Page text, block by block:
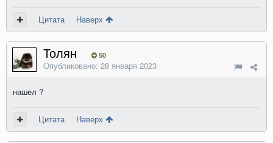
Цитата Наверх
Толян 50
Опубликовано: 28 января 2023
нашел ?
Цитата Наверх